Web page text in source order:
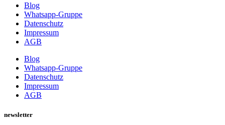
Blog
Whatsapp-Gruppe
Datenschutz
Impressum
AGB
Blog
Whatsapp-Gruppe
Datenschutz
Impressum
AGB
newsletter